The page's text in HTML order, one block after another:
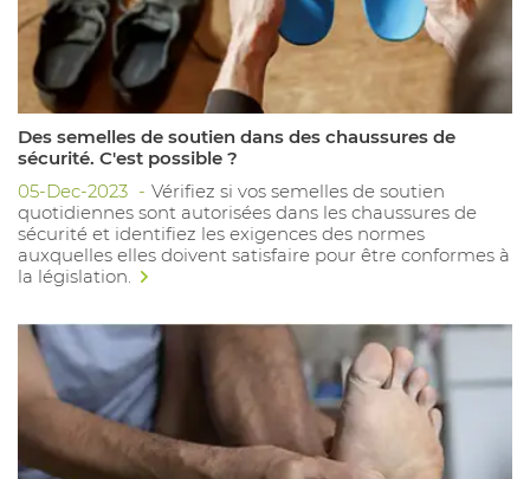
Des semelles de soutien dans des chaussures de
sécurité. C'est possible ?
05-Dec-2023
Vérifiez si vos semelles de soutien
quotidiennes sont autorisées dans les chaussures de
sécurité et identifiez les exigences des normes
auxquelles elles doivent satisfaire pour être conformes à
la législation.